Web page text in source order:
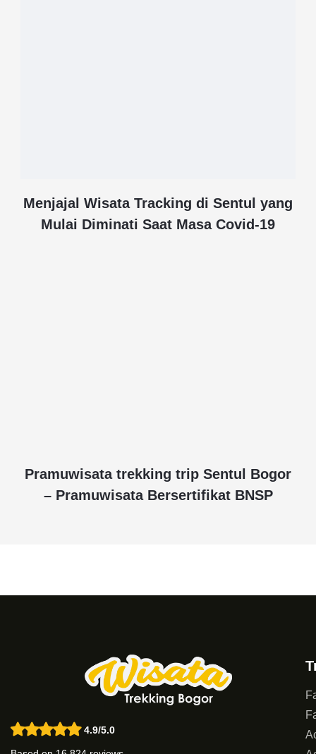
Menjajal Wisata Tracking di Sentul yang
Mulai Diminati Saat Masa Covid-19
Pramuwisata trekking trip Sentul Bogor
– Pramuwisata Bersertifikat BNSP
4.9/5.0